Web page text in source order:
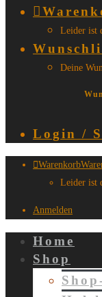
Leider ist
Deine
Login /
Warenkorb
Leider ist
Anmelden
Home
Shop